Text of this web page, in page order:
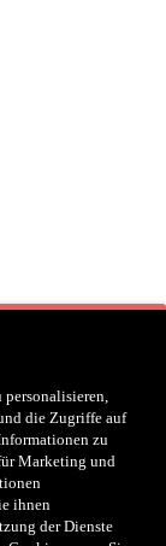
personalisieren,
die Zugriffe auf
zu
Marketing und
ihnen
der Dienste